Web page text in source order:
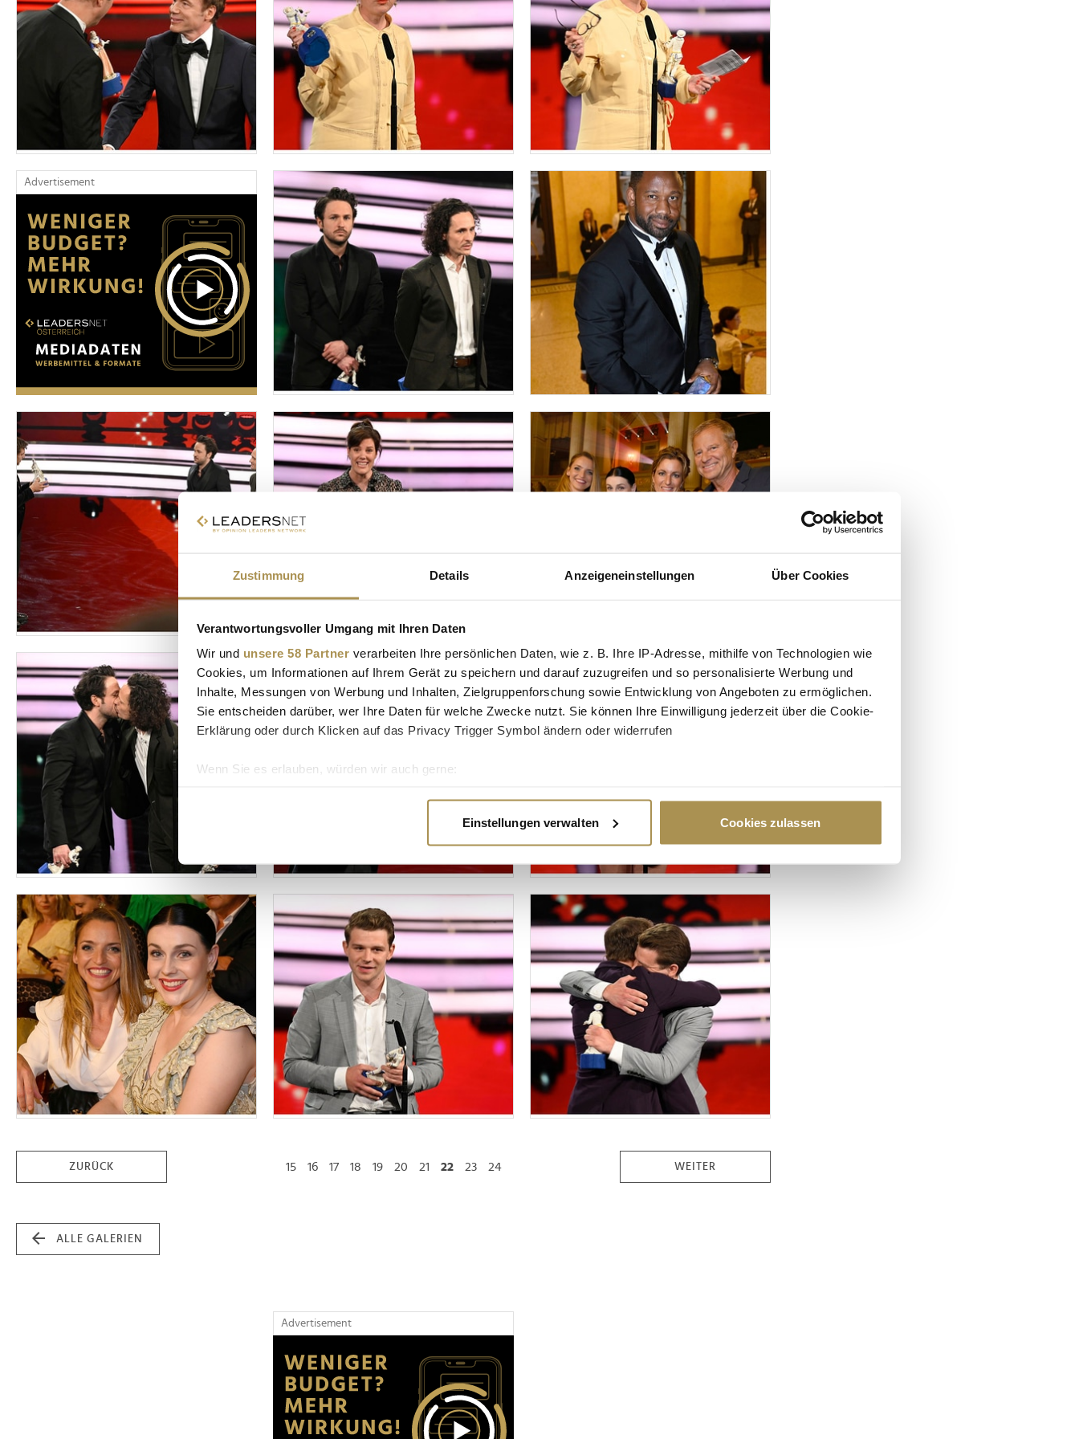
Zustimmung Details Anzeigeneinstellungen Über Cookies
Verantwortungsvoller Umgang mit Ihren Daten
Wir und unsere 58 Partner verarbeiten Ihre persönlichen Daten, wie z. B. Ihre IP-Adresse, mithilfe von Technologien wie
Cookies, um Informationen auf Ihrem Gerät zu speichern und darauf zuzugreifen und so personalisierte Werbung und
Inhalte, Messungen von Werbung und Inhalten, Zielgruppenforschung sowie Entwicklung von Angeboten zu ermöglichen.
Sie entscheiden darüber, wer Ihre Daten für welche Zwecke nutzt. Sie können Ihre Einwilligung jederzeit über die Cookie-
Erklärung oder durch Klicken auf das Privacy Trigger Symbol ändern oder widerrufen
Wenn Sie es erlauben, würden wir auch gerne:
Erfahren Sie mehr darüber, wie Ihre persönlichen Daten verarbeitet werden, und legen Sie Ihre Präferenzen im
Wir verwenden Cookies, um Inhalte und Anzeigen zu personalisieren, Funktionen für soziale Medien anbieten zu können
und die Zugriffe auf unsere Website zu analysieren. Außerdem geben wir Informationen zu Ihrer Verwendung unserer
Website an unsere Partner für soziale Medien, Werbung und Analysen weiter. Unsere Partner führen diese Informationen
möglicherweise mit weiteren Daten zusammen, die Sie ihnen bereitgestellt haben oder die sie im Rahmen Ihrer Nutzung
der Dienste gesammelt haben.
Einstellungen verwalten Cookies zulassen
Advertisement
ZURÜCK 15 16 17 18 19 20 21 22 23 24 WEITER
ALLE GALERIEN
Advertisement